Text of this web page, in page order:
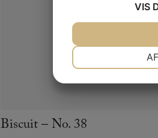
Biscuit – No. 38
VIS